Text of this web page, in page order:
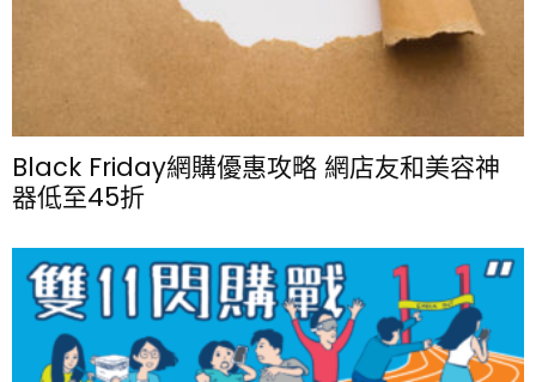
Black Friday網購優惠攻略 網店友和美容神
器低至45折